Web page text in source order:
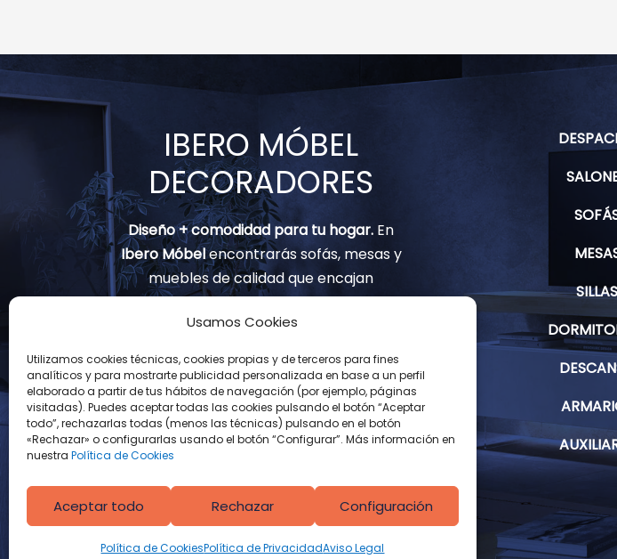
Usamos Cookies
Utilizamos cookies técnicas, cookies propias y de terceros para fines
analíticos y para mostrarte publicidad personalizada en base a un perfil
elaborado a partir de tus hábitos de navegación (por ejemplo, páginas
visitadas). Puedes aceptar todas las cookies pulsando el botón “Aceptar
todo”, rechazarlas todas (menos las técnicas) pulsando en el botón
«Rechazar» o configurarlas usando el botón “Configurar”. Más información en
nuestra Política de Cookies
Aceptar todo Rechazar Configuración
Política de CookiesPolítica de PrivacidadAviso Legal
IBERO MÓBEL
DECORADORES
Diseño + comodidad para tu hogar. En
Ibero Móbelencontrarás sofás, mesas y
muebles de calidad que encajan
contigo.
info@muebles-iberomobel.com
Avenida Real de Pinto, 126
28021 Madrid